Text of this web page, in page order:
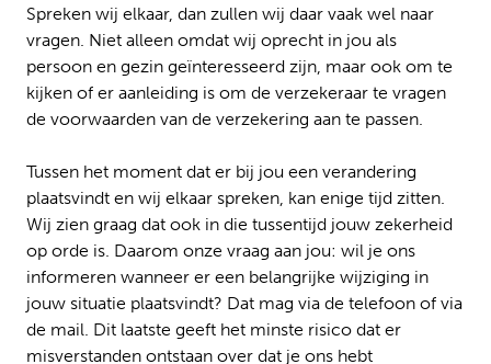
Spreken wij elkaar, dan zullen wij daar vaak wel naar
vragen. Niet alleen omdat wij oprecht in jou als
persoon en gezin geïnteresseerd zijn, maar ook om te
kijken of er aanleiding is om de verzekeraar te vragen
de voorwaarden van de verzekering aan te passen.
Tussen het moment dat er bij jou een verandering
plaatsvindt en wij elkaar spreken, kan enige tijd zitten.
Wij zien graag dat ook in die tussentijd jouw zekerheid
op orde is. Daarom onze vraag aan jou: wil je ons
informeren wanneer er een belangrijke wijziging in
jouw situatie plaatsvindt? Dat mag via de telefoon of via
de mail. Dit laatste geeft het minste risico dat er
misverstanden ontstaan over dat je ons hebt